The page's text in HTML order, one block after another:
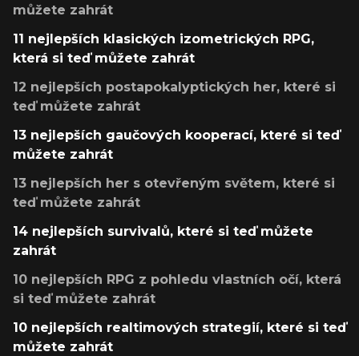
můžete zahrát
11 nejlepších klasických izometrických RPG,
která si teď můžete zahrát
12 nejlepších postapokalyptických her, které si
teď můžete zahrát
13 nejlepších gaučových kooperací, které si teď
můžete zahrát
13 nejlepších her s otevřeným světem, které si
teď můžete zahrát
14 nejlepších survivalů, které si teď můžete
zahrát
10 nejlepších RPG z pohledu vlastních očí, která
si teď můžete zahrát
10 nejlepších realtimových strategií, které si teď
můžete zahrát